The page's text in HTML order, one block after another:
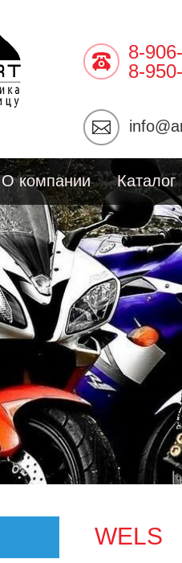
8-
8-
О компании Каталог
WELS